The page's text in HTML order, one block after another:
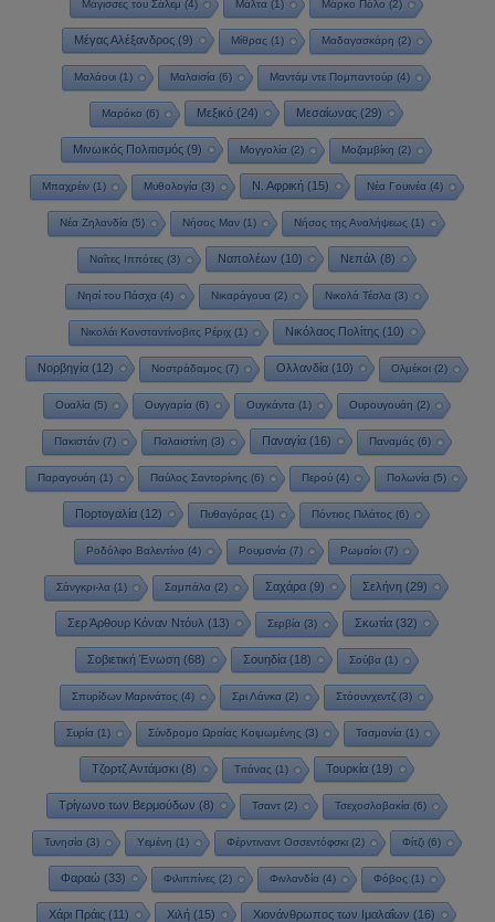
Μάγισσες του Σάλεμ (4) Μάλτα (1) Μάρκο Πόλο (2)
Μέγας Αλέξανδρος(9) Μίθρας (1) Μαδαγασκάρη (2)
Μαλάουι (1) Μαλαισία (6) Μαντάμ ντε Πομπαντούρ (4)
Μαρόκο (6) Μεξικό (24) Μεσαίωνας (29)
Μινωικός Πολιτισμός (9) Μογγολία (2) Μοζαμβίκη (2)
Μπαχρέιν(1) Μυθολογία(3) Ν. Αφρική(15) Νέα Γουινέα(4)
Νέα Ζηλανδία (5) Νήσος Μαν (1) Νήσος της Αναλήψεως (1)
Ναΐτες Ιππότες (3) Ναπολέων (10) Νεπάλ (8)
Νησί του Πάσχα(4) Νικαράγουα(2) Νικολά Τέσλα(3)
Νικολάι Κονσταντίνοβιτς Ρέριχ(1) Νικόλαος Πολίτης(10)
Νορβηγία(12) Νοστράδαμος (7) Ολλανδία(10) Ολμέκοι(2)
Ουαλία(5) Ουγγαρία(6) Ουγκάντα(1) Ουρουγουάη (2)
Πακιστάν(7) Παλαιστίνη (3) Παναγία(16) Παναμάς (6)
Παραγουάη (1) Παύλος Σαντορίνης (6) Περού (4) Πολωνία (5)
Πορτογαλία (12) Πυθαγόρας (1) Πόντιος Πιλάτος (6)
Ροδόλφο Βαλεντίνο (4) Ρουμανία (7) Ρωμαίοι (7)
Σάνγκρι-λα (1) Σαμπάλα (2) Σαχάρα (9) Σελήνη (29)
Σερ Άρθουρ Κόναν Ντόυλ (13) Σερβία(3) Σκωτία(32)
Σοβιετική Ένωση(68) Σουηδία(18) Σούβα(1)
Σπυρίδων Μαρινάτος (4) Σρι Λάνκα (2) Στόουνχεντζ (3)
Συρία(1) Σύνδρομο Ωραίας Κοιμωμένης (3) Τασμανία(1)
Τζορτζ Αντάμσκι(8) Τιτάνας (1) Τουρκία(19)
Τρίγωνο των Βερμούδων (8) Τσαντ(2) Τσεχοσλοβακία(6)
Τυνησία(3) Υεμένη (1) Φέρντιναντ Οσσεντόφσκι(2) Φίτζι(6)
Φαραώ (33) Φιλιππίνες (2) Φινλανδία(4) Φόβος (1)
Χάρι Πράις (11) Χιλή (15) Χιονάνθρωπος των Ιμαλαΐων (16)